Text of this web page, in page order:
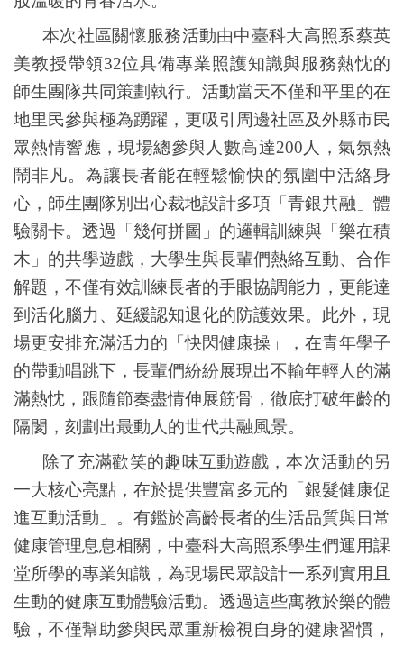
本次社區關懷服務活動由中臺科大高照系蔡英
美教授帶領32位具備專業照護知識與服務熱忱的
師生團隊共同策劃執行。活動當天不僅和平里的在
地里民參與極為踴躍，更吸引周邊社區及外縣市民
眾熱情響應，現場總參與人數高達200 人，氣氛熱
鬧非凡。為讓長者能在輕鬆愉快的氛圍中活絡身
心，師生團隊別出心裁地設計多項「青銀共融」體
驗關卡。透過「幾何拼圖」的邏輯訓練與「樂在積
木」的共學遊戲，大學生與長輩們熱絡互動、合作
解題，不僅有效訓練長者的手眼協調能力，更能達
到活化腦力、延緩認知退化的防護效果。此外，現
場更安排充滿活力的「快閃健康操」，在青年學子
的帶動唱跳下，長輩們紛紛展現出不輸年輕人的滿
滿熱忱，跟隨節奏盡情伸展筋骨，徹底打破年齡的
隔閡，刻劃出最動人的世代共融風景。
除了充滿歡笑的趣味互動遊戲，本次活動的另
一大核心亮點，在於提供豐富多元的「銀髮健康促
進互動活動」。有鑑於高齡長者的生活品質與日常
健康管理息息相關，中臺科大高照系學生們運用課
堂所學的專業知識，為現場民眾設計一系列實用且
生動的健康互動體驗活動。透過這些寓教於樂的體
驗，不僅幫助參與民眾重新檢視自身的健康習慣，